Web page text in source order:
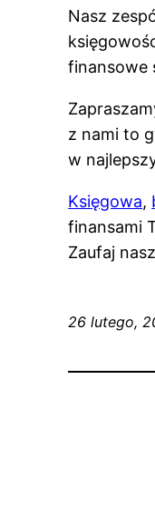
Nasz
finansowe
z nami to
w
Księgowa,
finansami
Zaufaj
26 lutego,